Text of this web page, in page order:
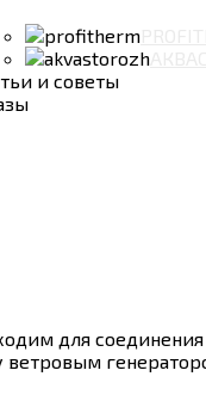
и советы
для